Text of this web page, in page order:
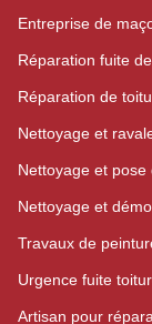
Entreprise de
Réparation fuite
Réparation de
Nettoyage et
Nettoyage et
Nettoyage et
Travaux de
Urgence fuite
Artisan pour